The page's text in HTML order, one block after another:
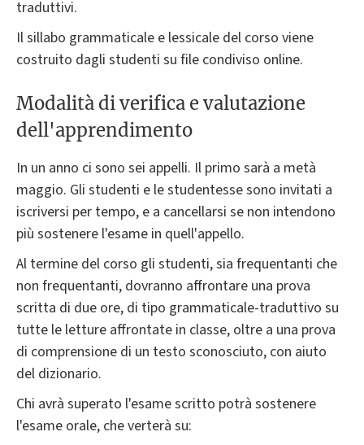
traduttivi.
Il sillabo grammaticale e lessicale del corso viene
costruito dagli studenti su file condiviso online.
Modalità di verifica e valutazione
dell'apprendimento
In un anno ci sono sei appelli. Il primo sarà a metà
maggio. Gli studenti e le studentesse sono invitati a
iscriversi per tempo, e a cancellarsi se non intendono
più sostenere l'esame in quell'appello.
Al termine del corso gli studenti, sia frequentanti che
non frequentanti, dovranno affrontare una prova
scritta di due ore, di tipo grammaticale-traduttivo su
tutte le letture affrontate in classe, oltre a una prova
di comprensione di un testo sconosciuto, con aiuto
del dizionario.
Chi avrà superato l'esame scritto potrà sostenere
l'esame orale, che verterà su: